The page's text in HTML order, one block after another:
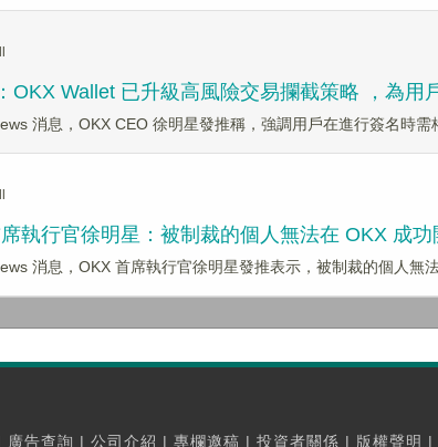
OKX Wallet 已升級高風險交易攔截策略 ，為用
消息，OKX CEO 徐明星發推稱，強調用戶在進行簽名時
執行官徐明星：被制裁的個人無法在 OKX 成功
消息，OKX 首席執行官徐明星發推表示，被制裁的個人無
廣告查詢 | 公司介紹 | 專欄邀稿 | 投資者關係 | 版權聲明 |